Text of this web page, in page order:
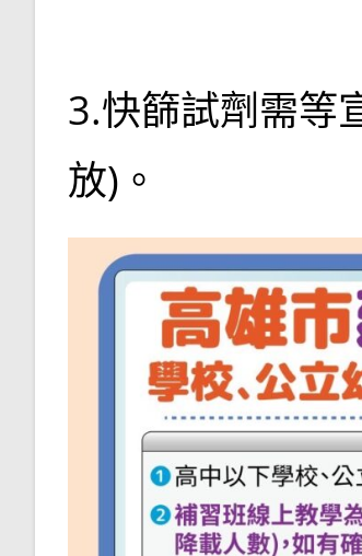
3.快篩試劑需等
放)。